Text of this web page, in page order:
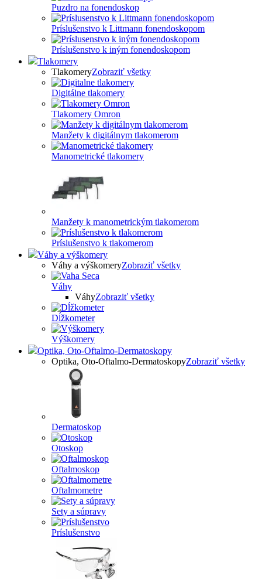
Puzdro na fonendoskop
Príslušenstvo k Littmann fonendoskopom
Príslušenstvo k iným fonendoskopom
Tlakomery
TlakomeryZobraziť všetky
Digitálne tlakomery
Tlakomery Omron
Manžety k digitálnym tlakomerom
Manometrické tlakomery
Manžety k manometrickým tlakomerom
Príslušenstvo k tlakomerom
Váhy a výškomery
Váhy a výškomeryZobraziť všetky
Váhy
VáhyZobraziť všetky
Dĺžkometer
Výškomery
Optika, Oto-Oftalmo-Dermatoskopy
Optika, Oto-Oftalmo-DermatoskopyZobraziť všetky
Dermatoskop
Otoskop
Oftalmoskop
Oftalmometre
Sety a súpravy
Príslušenstvo